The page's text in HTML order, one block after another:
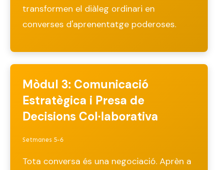
transformen el diàleg ordinari en
converses d'aprenentatge poderoses.
Mòdul 3: Comunicació
Estratègica i Presa de
Decisions Col·laborativa
Setmanes 5-6
Tota conversa és una negociació. Aprèn a